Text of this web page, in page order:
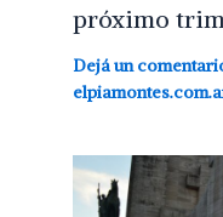
próximo
Dejá un